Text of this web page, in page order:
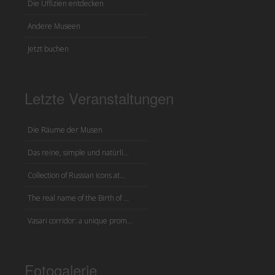
Die Uffizien entdecken
Andere Museen
Jetzt buchen
Letzte Veranstaltungen
Die Räume der Musen
Das reine, simple und natürli...
Collection of Russian icons at...
The real name of the Birth of ...
Vasari corridor: a unique prom...
Fotogalerie